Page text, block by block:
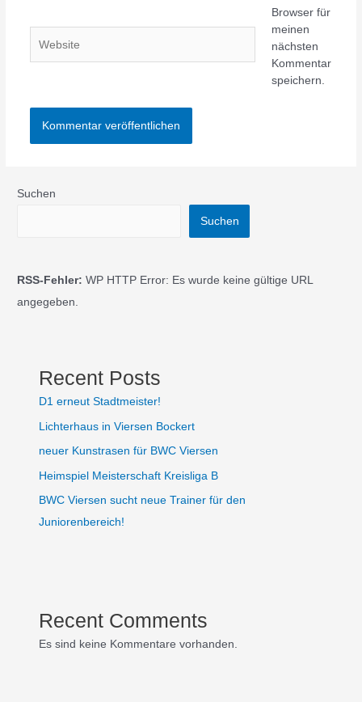
Browser für
meinen
nächsten
Kommentar
speichern.
Suchen
Suchen
RSS-Fehler: WP HTTP Error: Es wurde keine gültige URL
angegeben.
Recent Posts
D1 erneut Stadtmeister!
Lichterhaus in Viersen Bockert
neuer Kunstrasen für BWC Viersen
Heimspiel Meisterschaft Kreisliga B
BWC Viersen sucht neue Trainer für den
Juniorenbereich!
Recent Comments
Es sind keine Kommentare vorhanden.